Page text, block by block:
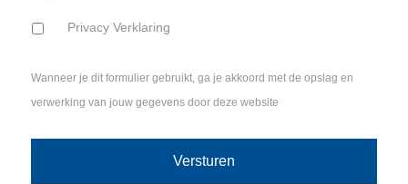
Privacy Verklaring
Wanneer je dit formulier gebruikt, ga je akkoord met de opslag en
verwerking van jouw gegevens door deze website